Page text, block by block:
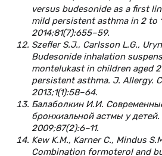
versus budesonide as a first
mild persistent asthma in 2 to
2014;81(7):655–59.
Szefler S.J., Carlsson L.G.,
Budesonide inhalation
montelukast in children aged
persistent asthma. J. Allergy.
2013;1(1):58–64.
Балаболкин И.И.
бронхиальной астмы у
2009;87(2):6–11.
Kew K.M., Karner C., Mindus
Combination formoterol and